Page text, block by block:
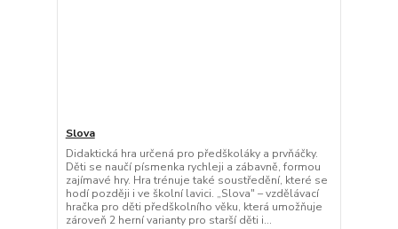
Slova
Didaktická hra určená pro předškoláky a prvňáčky.
Děti se naučí písmenka rychleji a zábavně, formou
zajímavé hry. Hra trénuje také soustředění, které se
hodí později i ve školní lavici. „Slova" – vzdělávací
hračka pro děti předškolního věku, která umožňuje
zároveň 2 herní varianty pro starší děti i...